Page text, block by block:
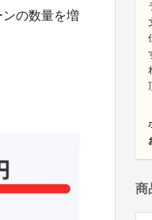
の数量を増
商